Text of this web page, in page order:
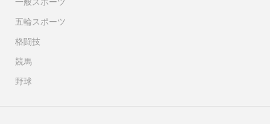
五輪スポーツ
格闘技
競馬
野球